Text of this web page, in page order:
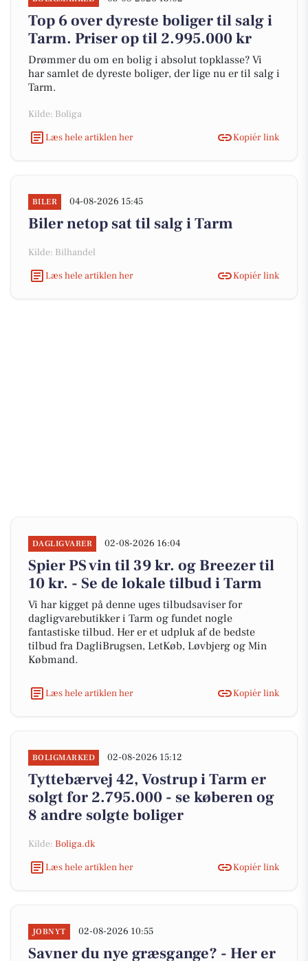
Top 6 over dyreste boliger til salg i
Tarm. Priser op til 2.995.000 kr
Drømmer du om en bolig i absolut topklasse? Vi
har samlet de dyreste boliger, der lige nu er til salg i
Tarm.
Kilde: Boliga
Læs hele artiklen her
Kopiér link
BILER 04-08-2026 15:45
Biler netop sat til salg i Tarm
Kilde: Bilhandel
Læs hele artiklen her
Kopiér link
DAGLIGVARER 02-08-2026 16:04
Spier PS vin til 39 kr. og Breezer til
10 kr. - Se de lokale tilbud i Tarm
Vi har kigget på denne uges tilbudsaviser for
dagligvarebutikker i Tarm og fundet nogle
fantastiske tilbud. Her er et udpluk af de bedste
tilbud fra DagliBrugsen, LetKøb, Løvbjerg og Min
Købmand.
Læs hele artiklen her Kopiér link
BOLIGMARKED 02-08-2026 15:12
Tyttebærvej 42, Vostrup i Tarm er
solgt for 2.795.000 - se køberen og
8 andre solgte boliger
Kilde: Boliga.dk
Læs hele artiklen her
Kopiér link
JOBNYT 02-08-2026 10:55
Savner du nye græsgange? - Her er